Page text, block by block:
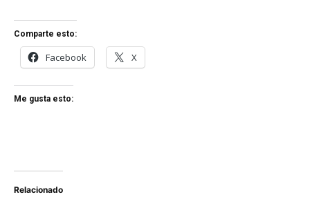
Comparte esto:
Facebook X
Me gusta esto:
Relacionado